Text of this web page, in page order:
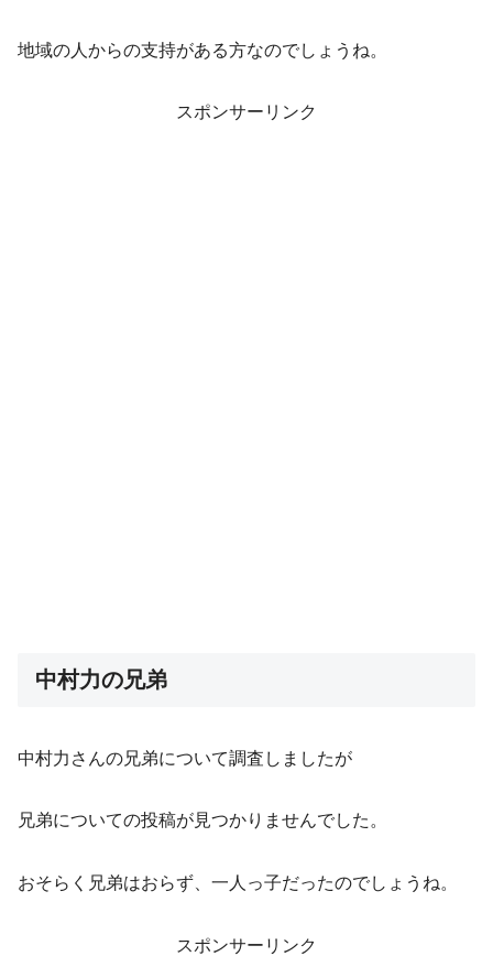
地域の人からの支持がある方なのでしょうね。
スポンサーリンク
中村力の兄弟
中村力さんの兄弟について調査しましたが
兄弟についての投稿が見つかりませんでした。
おそらく兄弟はおらず、一人っ子だったのでしょうね。
スポンサーリンク